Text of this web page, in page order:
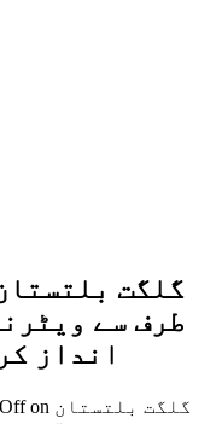
گلگت
طرف سے
انداز
on گلگت بلتستان